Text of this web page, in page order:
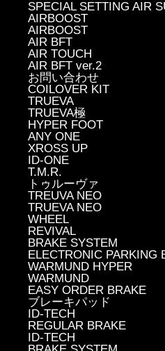
SPECIAL SETTING AIR
AIRBOOST
AIRBOOST
AIR BFT
AIR TOUCH
AIR BFT ver.2
お問い合わせ
COILOVER KIT
TRUEVA
TRUEVA極
HYPER FOOT
ANY ONE
XROSS UP
ID-ONE
T.M.R.
トゥルーヴァ
TREUVA NEO
TRUEVA NEO
WHEEL
REVIVAL
BRAKE SYSTEM
ELECTRONIC PARKING
WARMUND HYPER
WARMUND
EASY ORDER BRAKE
ブレーキパッド
ID-TECH
REGULAR BRAKE
ID-TECH